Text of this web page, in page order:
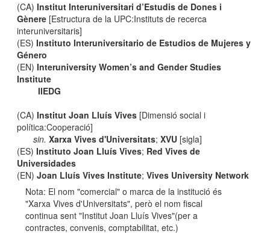
(CA)Institut Interuniversitari d’Estudis de Dones i
Gènere [Estructura de la UPC:Instituts de recerca
interuniversitaris]
(ES)Instituto Interuniversitario de Estudios de Mujeres y
Género
(EN)Interuniversity Women’s and Gender Studies
Institute
IIEDG
(CA)Institut Joan Lluís Vives [Dimensió social i
política:Cooperació]
sin. Xarxa Vives d'Universitats; XVU[sigla]
(ES)Instituto Joan Lluís Vives; Red Vives de
Universidades
(EN)Joan Lluís Vives Institute;Vives University Network
Nota: El nom "comercial" o marca de la institució és
"Xarxa Vives d'Universitats", però el nom fiscal
continua sent "Institut Joan Lluís Vives"(per a
contractes, convenis, comptabilitat, etc.)